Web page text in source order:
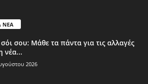
ΝΕΑ
σου: Μάθε τα πάντα για τις αλλαγές
νέα...
2026